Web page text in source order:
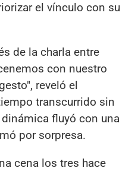
el vínculo con su
de la charla entre
con nuestro
reveló el
transcurrido sin
fluyó con una
por sorpresa.
cena los tres hace